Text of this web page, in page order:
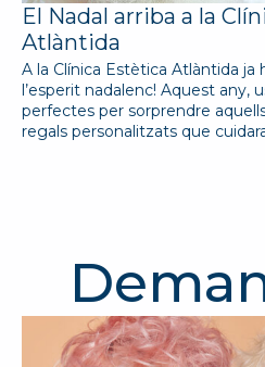
El Nadal arriba a la
Atlàntida
A la Clínica Estètica Atlàntida
l’esperit nadalenc! Aquest any,
perfectes per sorprendre
regals personalitzats que